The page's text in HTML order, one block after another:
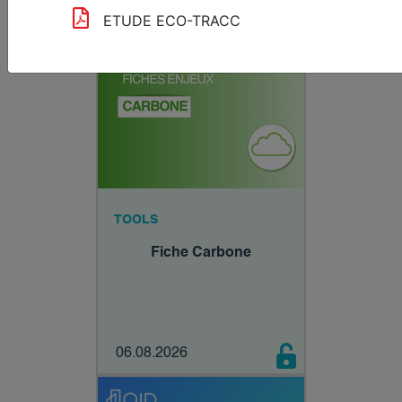
TOOLS
Fiche Carbone
06.08.2026
ETUDE ECO-TRACC